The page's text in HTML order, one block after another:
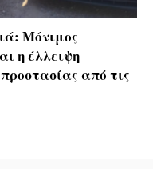
Μόνιμος
η έλλειψη
από τις